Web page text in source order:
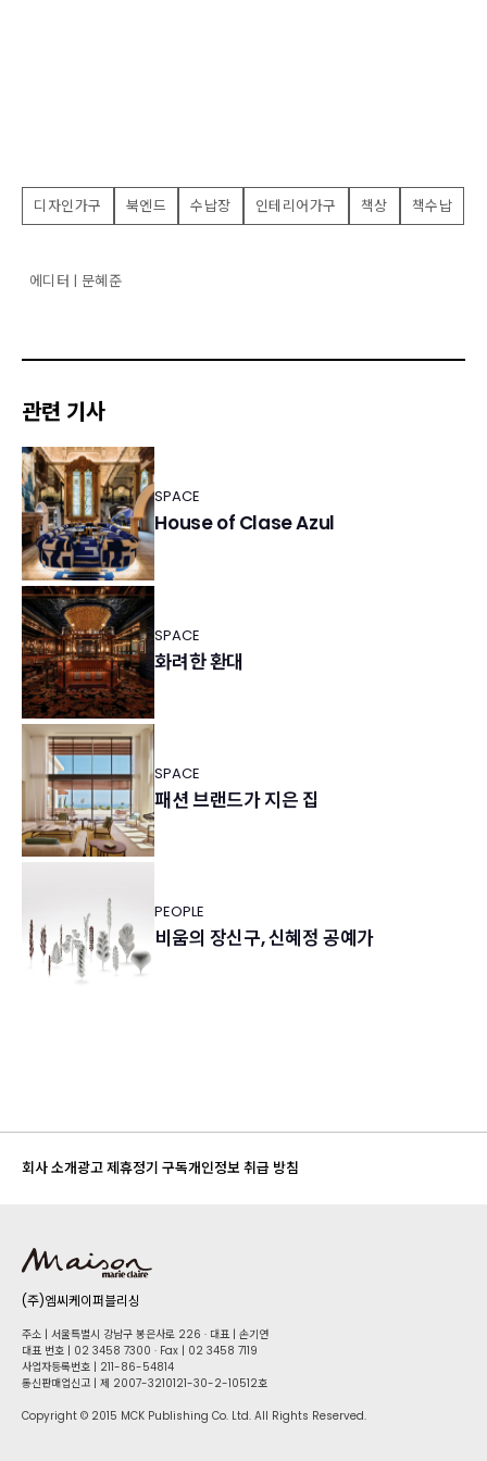
디자인가구 북엔드 수납장 인테리어가구 책상 책수납
에디터 | 문혜준
관련 기사
SPACE
House of Clase Azul
SPACE
화려한 환대
SPACE
패션 브랜드가 지은 집
PEOPLE
비움의 장신구, 신혜정 공예가
회사 소개광고 제휴정기 구독개인정보 취급 방침
(주)엠씨케이퍼블리싱
주소 | 서울특별시 강남구 봉은사로 226 · 대표 | 손기연
대표 번호 | 02 34​58 7300 · Fax | 02 34​58 7119
사업자등록번호 | 211-86-5​4814
통신판매업신고 | 제 2007-3210121-30-2-10512호
Copyright © 2015 MCK Publishing Co. Ltd. All Rights Reserved.